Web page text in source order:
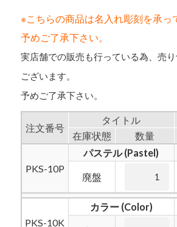
※こちらの商品は名入れ彫刻を承っ
予めご了承下さい。
実店舗での販売も行っている為、売
ございます。
予めご了承下さい。
注文番号
タイトル
在庫状態 数量
PKS-10P
パステル (Pastel)
廃盤
PKS-10K
カラー (Color)